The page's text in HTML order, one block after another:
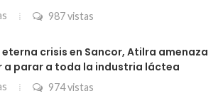
987 vistas
eterna crisis en Sancor, Atilra amenaza
a parar a toda la industria láctea
974 vistas